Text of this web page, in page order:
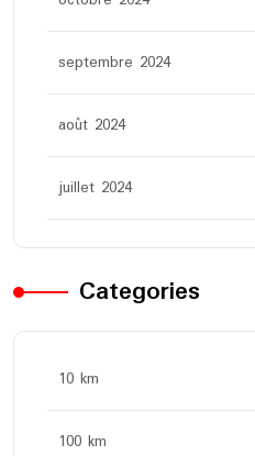
septembre 2024
août 2024
juillet 2024
Categories
10 km
100 km